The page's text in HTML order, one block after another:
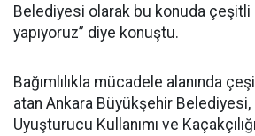
Belediyesi olarak bu konuda çeşitli
yapıyoruz” diye konuştu.
Bağımlılıkla mücadele alanında
atan Ankara Büyükşehir Belediyesi,
Uyuşturucu Kullanımı ve